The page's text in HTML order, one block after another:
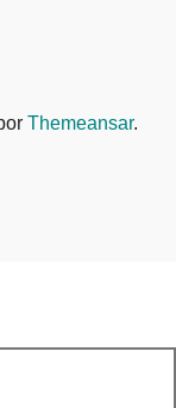
Themeansar.